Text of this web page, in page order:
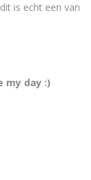
is echt een van
my day :)